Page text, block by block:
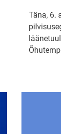
Täna, 6.